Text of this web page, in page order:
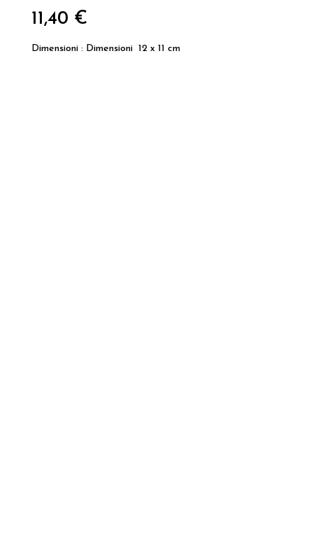
11,40 €
Dimensioni : Dimensioni 12 x 11 cm